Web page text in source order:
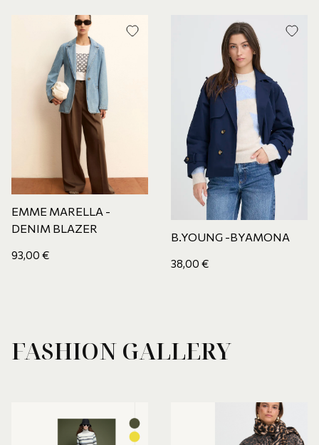
EMME MARELLA -
DENIM BLAZER
93,00 €
B.YOUNG -BYAMONA
38,00 €
FASHION GALLERY